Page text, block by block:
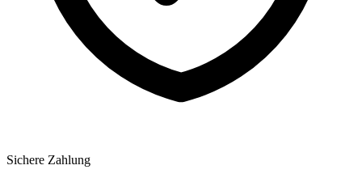
Sichere Zahlung